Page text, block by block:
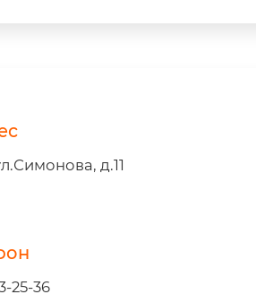
д.11
25-36